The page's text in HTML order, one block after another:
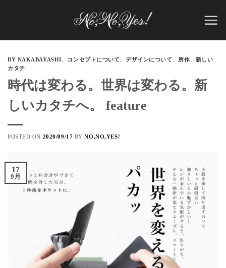
BY NAKABAYASHI、 コンセプトについて、デザインについて 、 所作、 新しい
カタチ
時代は変わる。世界は変わる。新
しいカタチへ。 feature
POSTED ON 2020/09/17 BYNO,NO,YES!
17
9月